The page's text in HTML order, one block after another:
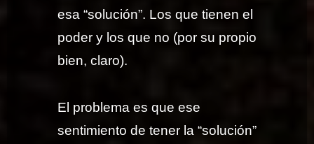
esa “solución”. Los que tienen el
poder y los que no (por su propio
bien, claro).
El problema es que ese
sentimiento de tener la “solución”